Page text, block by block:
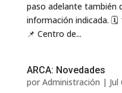
paso adelante también
información indicada. 🗓️
📌 Centro de...
ARCA: Novedades
por Administración |